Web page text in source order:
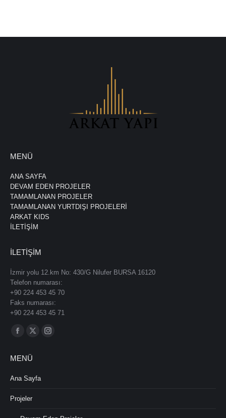
MENÜ
ANA SAYFA
DEVAM EDEN PROJELER
TAMAMLANAN PROJELER
TAMAMLANAN YURTDIŞI PROJELERİ
ARKAT KIDS
İLETİŞİM
İLETİŞİM
İzmir yolu 12.km No: 430/G Nilufer BURSA 16120
Telefon numarası:
+90 224 453 45 70
Faks numarası:
+90 224 453 45 71
Find us on:
Facebook
opens
in
window
X
opens
in
Instagram
MENÜ
Ana Sayfa
Projeler